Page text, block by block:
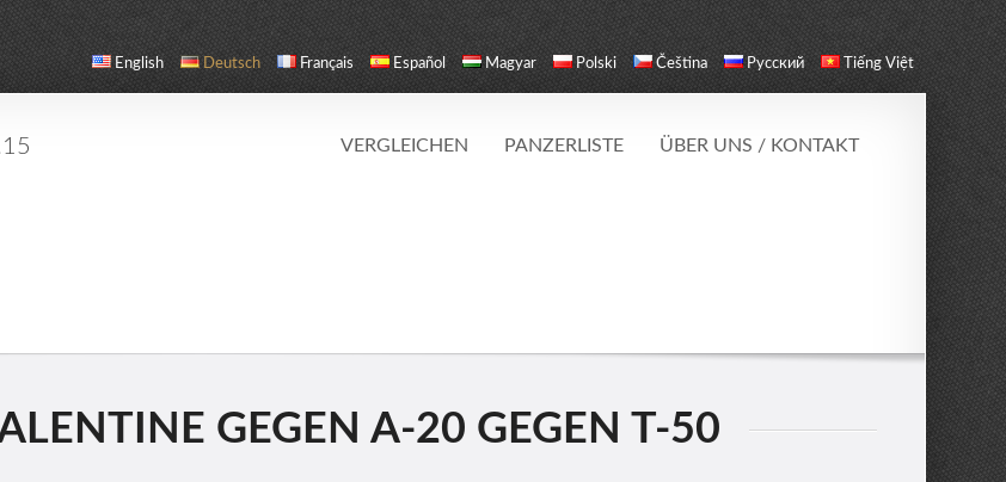
English Deutsch Français Español Magyar Polski Čeština Русский Tiếng Việt
VERGLEICHEN PANZERLISTE ÜBER UNS / KONTAKT
GEGEN A-20 GEGEN T-50